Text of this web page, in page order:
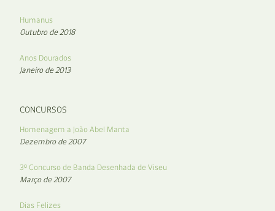
Humanus
Outubro de 2018
Anos Dourados
Janeiro de 2013
CONCURSOS
Homenagem a João Abel Manta
Dezembro de 2007
3º Concurso de Banda Desenhada de Viseu
Março de 2007
Dias Felizes